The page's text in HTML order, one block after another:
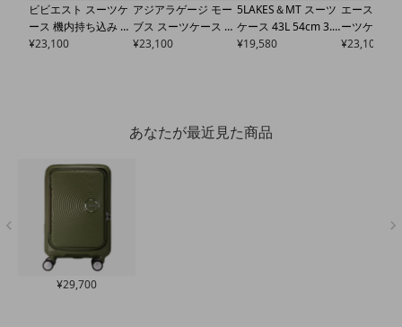
ビビエスト スーツケ
ース 機内持ち込み 30
(35)L 53cm 3.5kg
アイロンケース スー
ツケースベルト付き
キャスターストッパ
ー付き【トラベルフ
¥23,100
アジアラゲージ モー
ブス スーツケース 機
内持ち込み 38L 47c
ケース 拡張 TSAロッ
¥23,100
5LAKES＆MT スーツ
ケース 43L 54cm 3.7
kg 機内持ち込み フロ
載 拡張 エキスパンダ
¥19,580
エーストー
ーツケース
m 3.2kg コ
¥23,100
あなたが最近見た商品
¥29,700